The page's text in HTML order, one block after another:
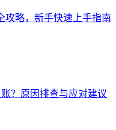
攻略，新手快速上手指南
？原因排查与应对建议